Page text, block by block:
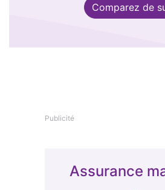
Comparez de
Publicité
Assurance